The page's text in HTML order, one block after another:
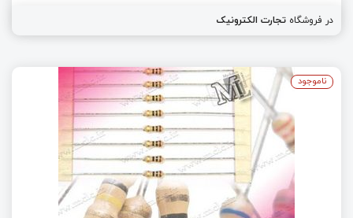
در فروشگاه تجارت الکترونیک
ناموجود